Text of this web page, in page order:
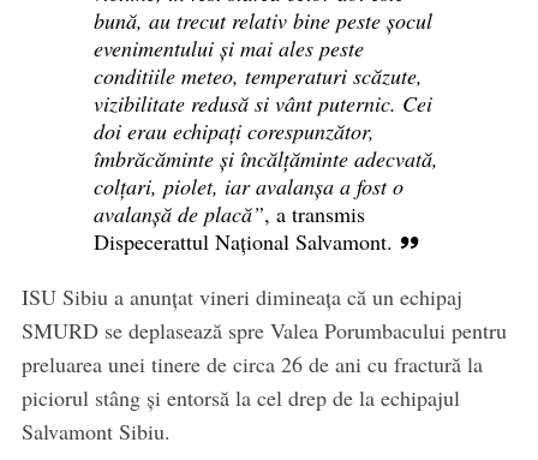
bună, au trecut relativ bine peste șocul
evenimentului și mai ales peste
conditiile meteo, temperaturi scăzute,
vizibilitate redusă si vânt puternic. Cei
doi erau echipați corespunzător,
îmbrăcăminte și încălțăminte adecvată,
colțari, piolet, iar avalanșa a fost o
avalanșă de placă”, a transmis
Dispecerattul Național Salvamont.
ISU Sibiu a anunțat vineri dimineața că un echipaj
SMURD se deplasează spre Valea Porumbacului pentru
preluarea unei tinere de circa 26 de ani cu fractură la
piciorul stâng și entorsă la cel drep de la echipajul
Salvamont Sibiu.